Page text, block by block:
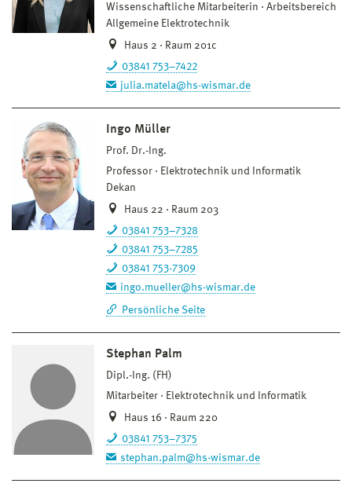
Wissenschaftliche Mitarbeiterin
Arbeitsbereich
Allgemeine Elektrotechnik
Haus 2 · Raum 201c
03841 753–7422
julia.matela@hs-wismar.de
Ingo Müller
Prof. Dr.-Ing.
Professor
Elektrotechnik und Informatik
Dekan
Haus 22 · Raum 203
03841 753–7328
03841 753–7285
03841 753-7309
ingo.mueller@hs-wismar.de
Persönliche Seite
Stephan Palm
Dipl.-Ing. (FH)
Mitarbeiter
Elektrotechnik und Informatik
Haus 16 · Raum 220
03841 753–7375
stephan.palm@hs-wismar.de